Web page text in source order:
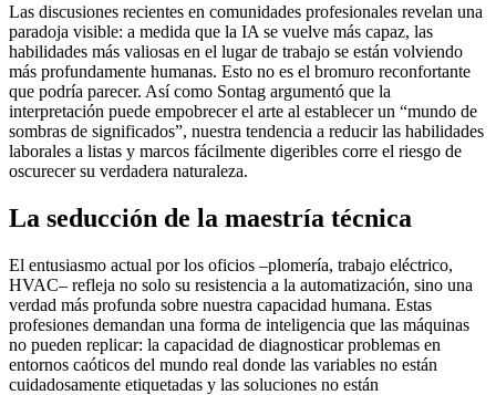
Las discusiones recientes en comunidades profesionales revelan una
paradoja visible: a medida que la IA se vuelve más capaz, las
habilidades más valiosas en el lugar de trabajo se están volviendo
más profundamente humanas. Esto no es el bromuro reconfortante
que podría parecer. Así como Sontag argumentó que la
interpretación puede empobrecer el arte al establecer un “mundo de
sombras de significados”, nuestra tendencia a reducir las habilidades
laborales a listas y marcos fácilmente digeribles corre el riesgo de
oscurecer su verdadera naturaleza.
La seducción de la maestría técnica
El entusiasmo actual por los oficios –plomería, trabajo eléctrico,
HVAC– refleja no solo su resistencia a la automatización, sino una
verdad más profunda sobre nuestra capacidad humana. Estas
profesiones demandan una forma de inteligencia que las máquinas
no pueden replicar: la capacidad de diagnosticar problemas en
entornos caóticos del mundo real donde las variables no están
cuidadosamente etiquetadas y las soluciones no están